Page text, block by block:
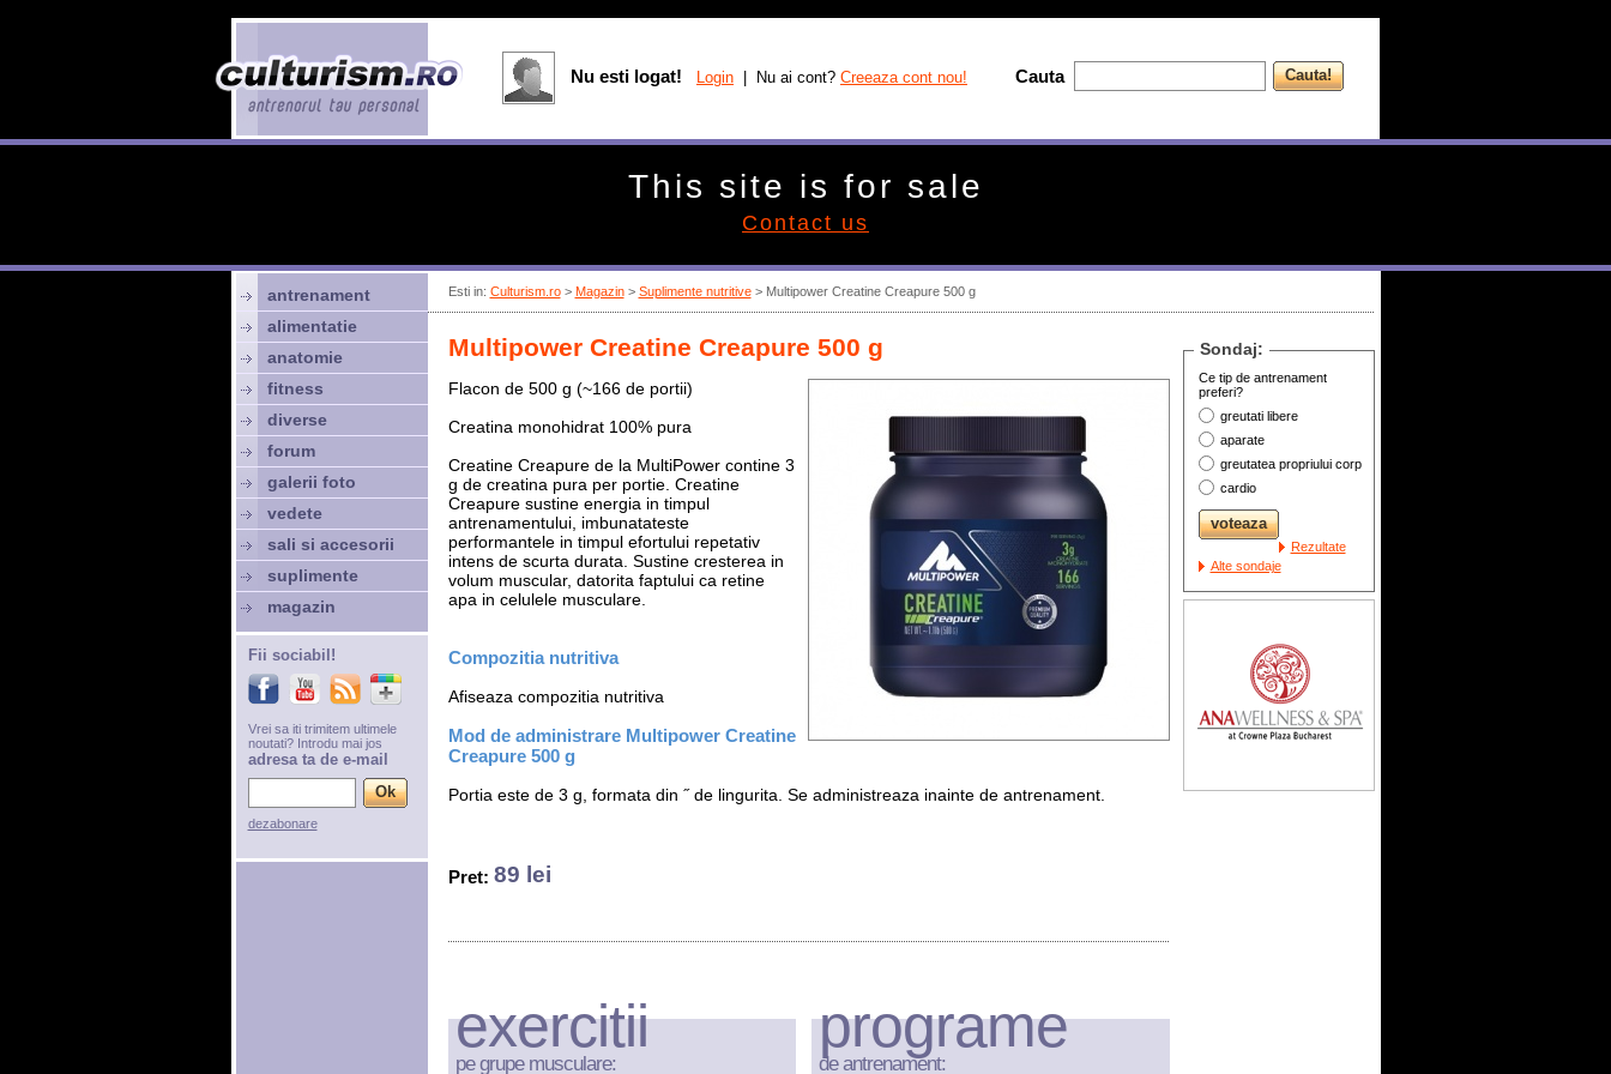
Esti in: Culturism.ro> Magazin> Suplimente nutritive> Multipower Creatine Creapure 500 g
Multipower Creatine Creapure 500 g
Flacon de 500 g (~166 de portii)
Creatina monohidrat 100% pura
Creatine Creapure de la MultiPower contine 3
g de creatina pura per portie. Creatine
Creapure sustine energia in timpul
antrenamentului, imbunatateste
performantele in timpul efortului repetativ
intens de scurta durata. Sustine cresterea in
volum muscular, datorita faptului ca retine
apa in celulele musculare.
Compozitia nutritiva
Afiseaza compozitia nutritiva
Mod de administrare Multipower Creatine
Creapure 500 g
Portia este de 3 g, formata din ˝ de lingurita. Se administreaza inainte de antrenament.
Pret: 89 lei
Sondaj:
Ce tip de antrenament
preferi?
greutati libere
aparate
greutatea propriului corp
cardio
Rezultate
Alte sondaje
exercitii
pe grupe musculare:
programe
de antrenament:
antrenament
alimentatie
anatomie
fitness
diverse
forum
galerii foto
vedete
sali si accesorii
suplimente
magazin
Fii sociabil!
Vrei sa iti trimitem ultimele
noutati? Introdu mai jos
adresa ta de e-mail
dezabonare
Nu esti logat! Login | Nu ai cont? Creeaza cont nou! Cauta
This site is for sale
Contact us